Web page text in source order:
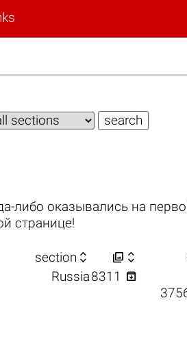
либо оказывались на
странице!
section   
Russia8311 